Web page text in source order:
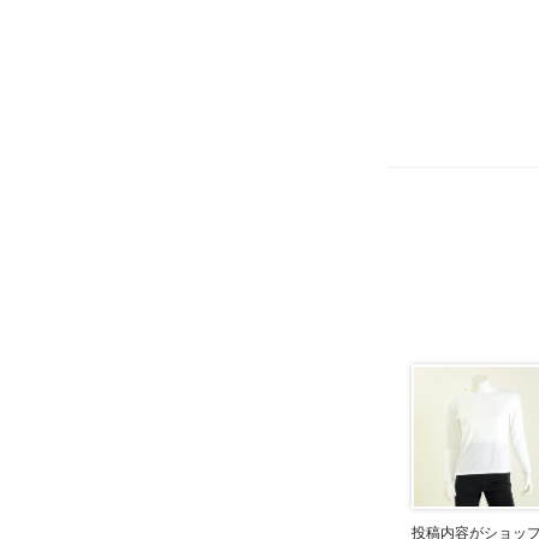
投稿内容がショッ